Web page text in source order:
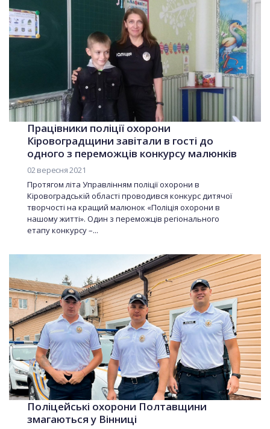
Працівники поліції охорони
Кіровоградщини завітали в гості до
одного з переможців конкурсу малюнків
02 вересня 2021
Протягом літа Управлінням поліції охорони в
Кіровоградській області проводився конкурс дитячої
творчості на кращий малюнок «Поліція охорони в
нашому житті». Один з переможців регіонального
етапу конкурсу –...
Поліцейські охорони Полтавщини
змагаються у Вінниці